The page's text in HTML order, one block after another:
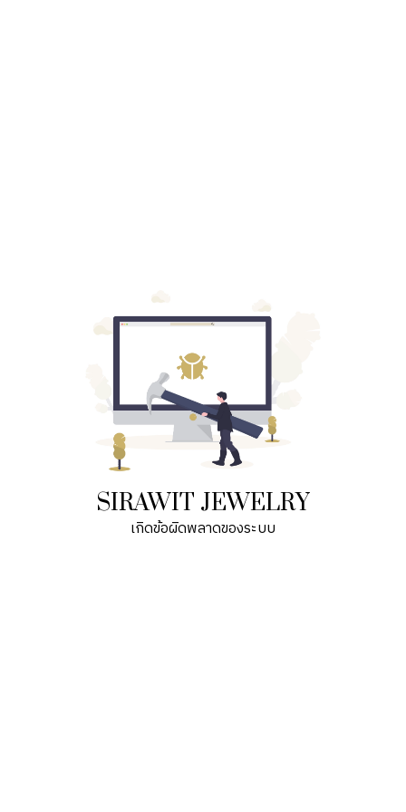
SIRAWIT JEWELRY
เกิดข้อผิดพลาดของระบบ